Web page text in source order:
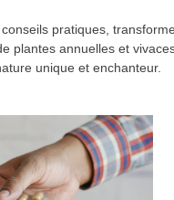
pratiques,
plantes annuelles et
unique et enchanteur.